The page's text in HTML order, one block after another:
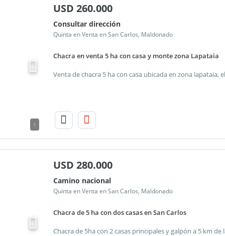
1
USD 260.000
Consultar dirección
Quinta en Venta en San Carlos, Maldonado
Chacra en venta 5 ha con casa y monte zona Lapataia
USD 280.000
Camino nacional
Quinta en Venta en San Carlos, Maldonado
Chacra de 5 ha con dos casas en San Carlos